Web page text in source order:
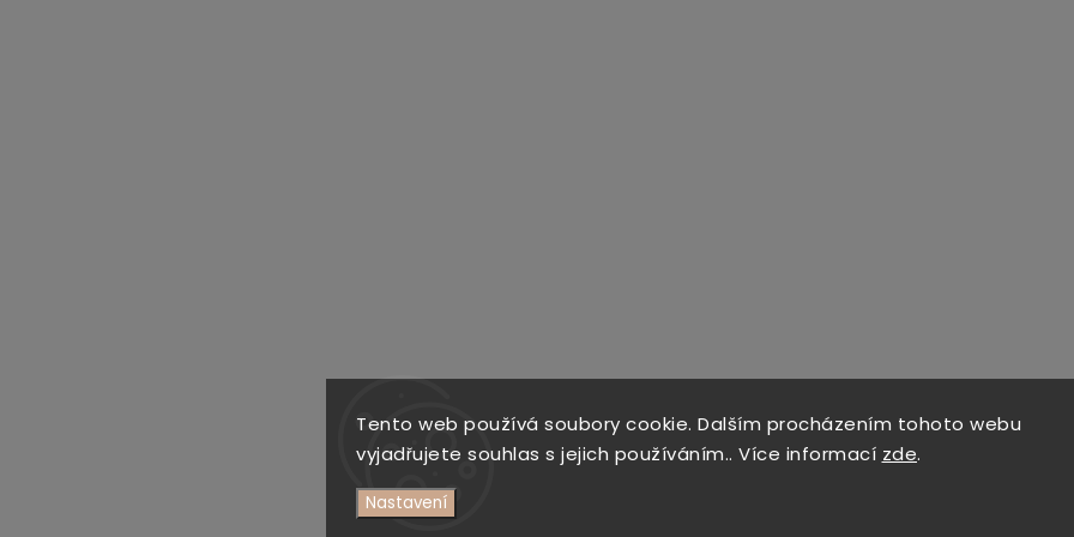
Tento web používá soubory cookie. Dalším procházením tohoto webu
vyjadřujete souhlas s jejich používáním.. Více informací zde.
Nastavení